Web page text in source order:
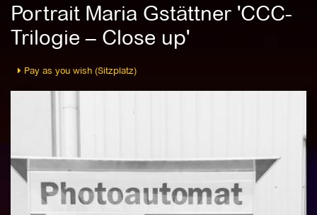
Portrait Maria Gstättner 'CCC-
Trilogie – Close up'
Pay as you wish (Sitzplatz)